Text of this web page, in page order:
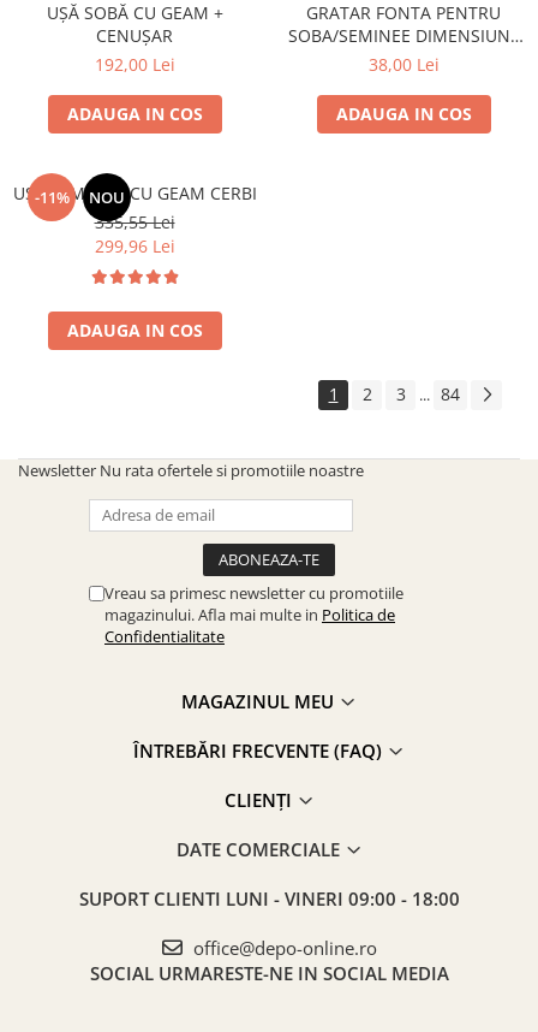
UȘĂ SOBĂ CU GEAM +
CENUȘAR
192,00 Lei
ADAUGA IN COS
GRATAR FONTA PENTRU
SOBA/SEMINEE DIMENSIUNE
250x170 mm
38,00 Lei
ADAUGA IN COS
-11% NOU
UȘĂ ȘEMINEU CU GEAM CERBI
335,55 Lei
299,96 Lei
ADAUGA IN COS
1 2 3 ... 84
Newsletter Nu rata ofertele si promotiile noastre
Vreau sa primesc newsletter cu promotiile
magazinului. Afla mai multe in Politica de
Confidentialitate
MAGAZINUL MEU
ÎNTREBĂRI FRECVENTE (FAQ)
CLIENȚI
DATE COMERCIALE
SUPORT CLIENTI LUNI - VINERI 09:00 - 18:00
office@depo-online.ro
SOCIAL URMARESTE-NE IN SOCIAL MEDIA